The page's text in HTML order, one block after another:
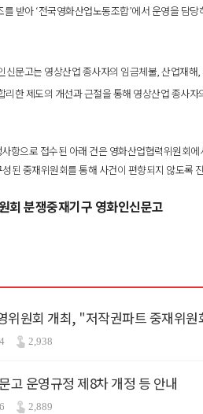
받아 ‘전국영화산업노동조합’에서 운영을 담당
신문고는 영상산업 종사자의 임금체불, 산업재
리한 제도의 개선과 근절을 통해 영상산업 종사
항으로 접수된 아래 건은 영화산업협력위원회
된 중재위원회를 통해 사건이 편향되지 않도록
회 분쟁중재기구 영화인신문고
위원회 개최, "저작권파트 중재위
2,938
고 운영규정 제8차 개정 등 안내
2,889